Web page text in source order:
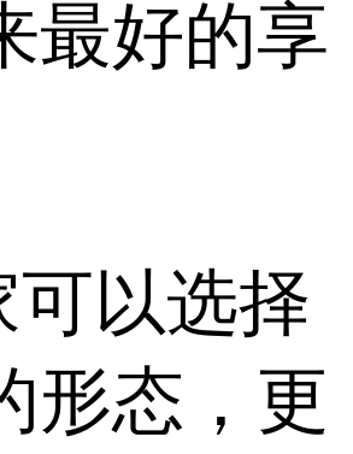
最好的享
可以选择
形态，更